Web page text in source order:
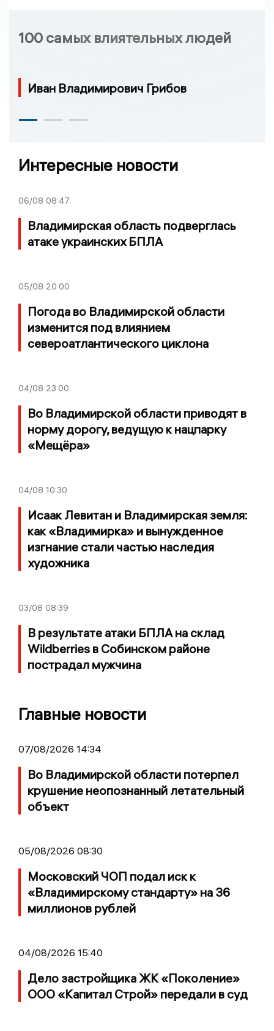
100 самых влиятельных людей
Иван Владимирович Грибов
Интересные новости
06/08 08:47
Владимирская область подверглась
атаке украинских БПЛА
05/08 20:00
Погода во Владимирской области
изменится под влиянием
североатлантического циклона
04/08 23:00
Во Владимирской области приводят в
норму дорогу, ведущую к нацпарку
«Мещёра»
04/08 10:30
Исаак Левитан и Владимирская земля:
как «Владимирка» и вынужденное
изгнание стали частью наследия
художника
03/08 08:39
В результате атаки БПЛА на склад
Wildberries в Собинском районе
пострадал мужчина
Главные новости
07/08/2026 14:34
Во Владимирской области потерпел
крушение неопознанный летательный
объект
05/08/2026 08:30
Московский ЧОП подал иск к
«Владимирскому стандарту» на 36
миллионов рублей
04/08/2026 15:40
Дело застройщика ЖК «Поколение»
ООО «Капитал Строй» передали в суд